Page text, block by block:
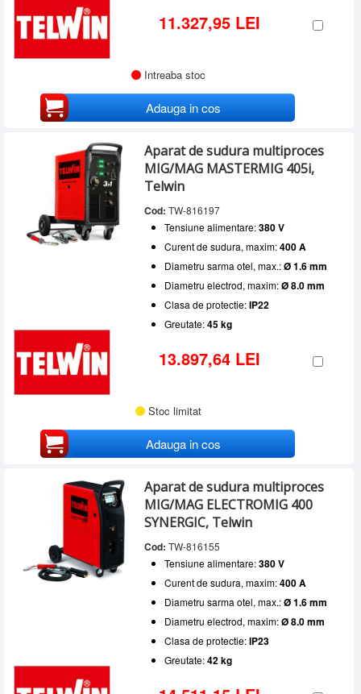
11.327,95 LEI
Intreaba stoc
Adauga in cos
Aparat de sudura multiproces
MIG/MAG MASTERMIG 405i,
Telwin
Cod: TW-816197
Tensiune alimentare:380 V
Curent de sudura, maxim:400 A
Diametru sarma otel, max.:Ø 1.6 mm
Diametru electrod, maxim:Ø 8.0 mm
Clasa de protectie:IP22
Greutate:45 kg
13.897,64 LEI
Stoc limitat
Adauga in cos
Aparat de sudura multiproces
MIG/MAG ELECTROMIG 400
SYNERGIC, Telwin
Cod: TW-816155
Tensiune alimentare:380 V
Curent de sudura, maxim:400 A
Diametru sarma otel, max.:Ø 1.6 mm
Diametru electrod, maxim:Ø 8.0 mm
Clasa de protectie:IP23
Greutate:42 kg